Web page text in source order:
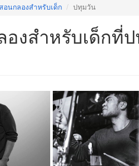
อนกลองสำหรับเด็ก ปทุมวัน
งสำหรับเด็กที่